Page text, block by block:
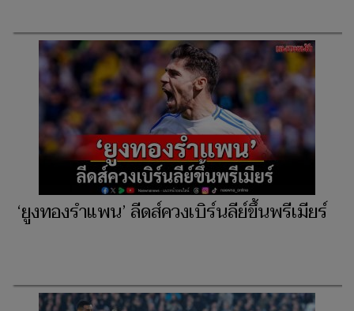
‘ยูงทองรำแพน’ ลีดส์ควงเบิร์นลีย์ขึ้นพรีเมียร์